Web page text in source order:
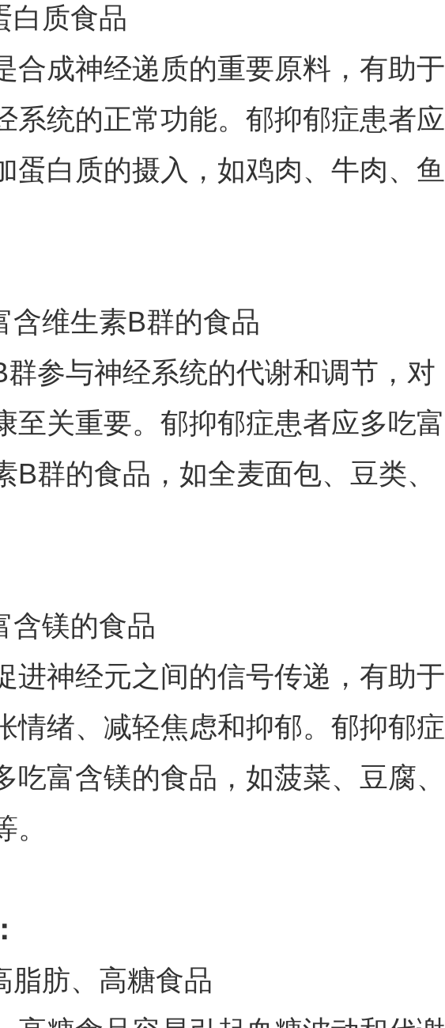
白质食品
合成神经递质的重要原料，有助于
系统的正常功能。郁抑郁症患者应
蛋白质的摄入，如鸡肉、牛肉、鱼
含维生素B群的食品
群参与神经系统的代谢和调节，对
至关重要。郁抑郁症患者应多吃富
B群的食品，如全麦面包、豆类、
含镁的食品
进神经元之间的信号传递，有助于
情绪、减轻焦虑和抑郁。郁抑郁症
吃富含镁的食品，如菠菜、豆腐、
脂肪、高糖食品